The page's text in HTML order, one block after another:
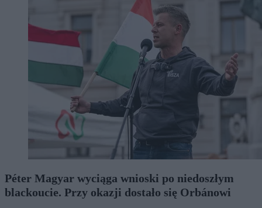
Péter Magyar wyciąga wnioski po niedoszłym
blackoucie. Przy okazji dostało się Orbánowi